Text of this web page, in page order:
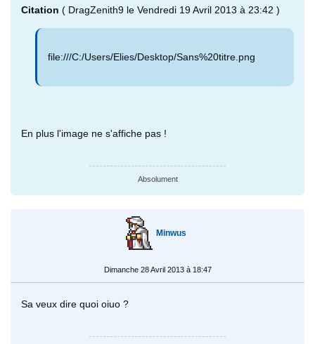
Citation ( DragZenith9 le Vendredi 19 Avril 2013 à 23:42 )
file:///C:/Users/Elies/Desktop/Sans%20titre.png
En plus l'image ne s'affiche pas !
Absolument
Minwus
Dimanche 28 Avril 2013 à 18:47
Sa veux dire quoi oiuo ?